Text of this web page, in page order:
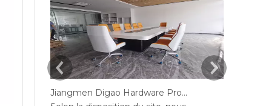
Jiangmen Digao Hardware Products Company